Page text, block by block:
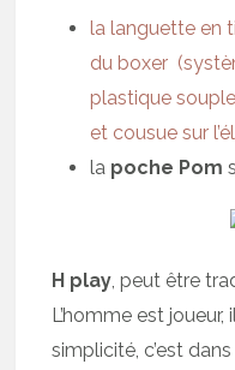
la languette en
du boxer
plastique
et cousue sur
la poche Pom
H play , peut être
L’homme est
simplicité, c’est